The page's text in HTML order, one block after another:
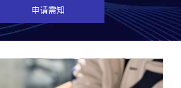
申请需知